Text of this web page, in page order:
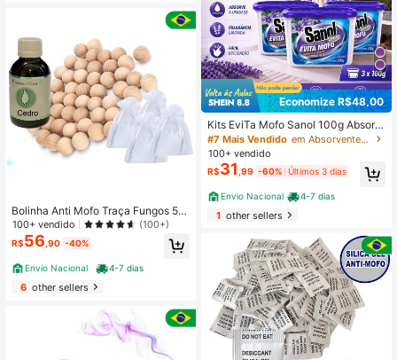
namento de Itens, Absorção e Prev
enção de Umidade, Necessidades
Diárias Domésticas, Desumidificad
or Doméstico (1g, 2g)
Bolinha Anti Mofo Traça Fungos 50
Unidades + 1 Essência 100 Ml Cedr
o + 10 Saquinhos de organza
100+ vendido (100+)
R$56,90 -40%
Envio Nacional 4-7 dias
6other sellers
Economize R$48,00
Kits EviTa Mofo Sanol 100g Absorv
e A Umidade Do Ambiente, Ideal Pa
ra Armários Gavetas Cozinhas Lava
nderias Banheiros Quartos E Closet
#7 Mais Vendido
em Absorventes de umidade e dessecantes
100+ vendido
R$31 ,99 -60% Últimos 3 dias
Envio Nacional 4-7 dias
1other sellers